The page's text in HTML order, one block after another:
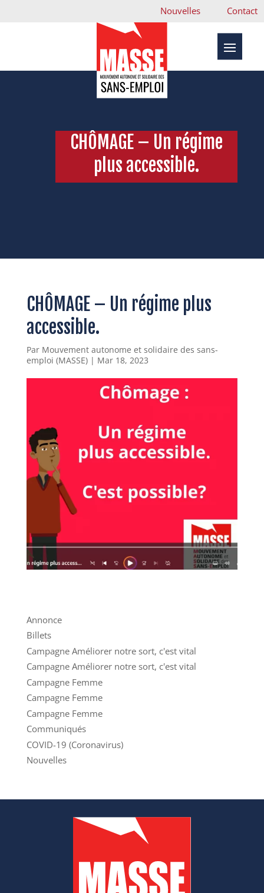
Nouvelles Contact
CHÔMAGE – Un régime
plus accessible.
CHÔMAGE – Un régime plus
accessible.
Par Mouvement autonome et solidaire des sans-
emploi (MASSE)| Mar 18, 2023
Annonce
Billets
Campagne Améliorer notre sort, c'est vital
Campagne Améliorer notre sort, c'est vital
Campagne Femme
Campagne Femme
Campagne Femme
Communiqués
COVID-19 (Coronavirus)
Nouvelles